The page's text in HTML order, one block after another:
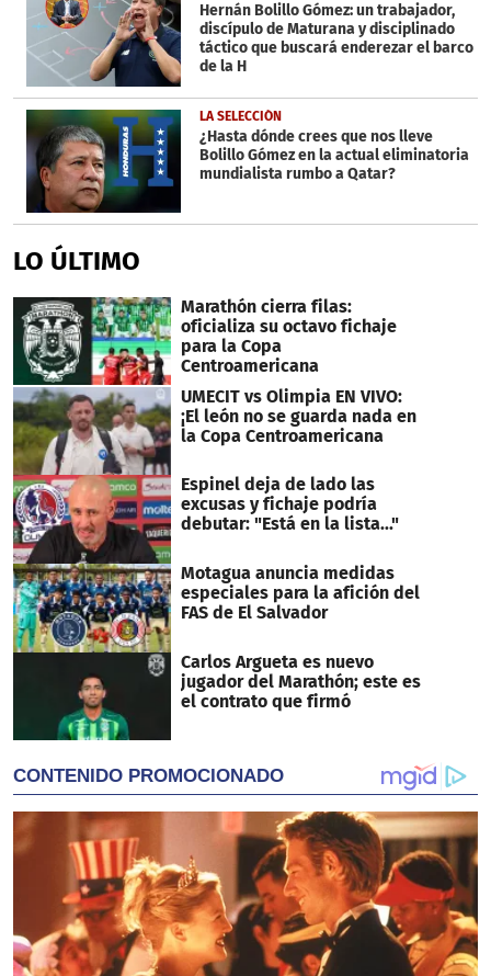
Hernán Bolillo Gómez: un trabajador,
discípulo de Maturana y disciplinado
táctico que buscará enderezar el barco
de la H
LA SELECCIÓN
¿Hasta dónde crees que nos lleve
Bolillo Gómez en la actual eliminatoria
mundialista rumbo a Qatar?
LO ÚLTIMO
Marathón cierra filas:
oficializa su octavo fichaje
para la Copa
Centroamericana
UMECIT vs Olimpia EN VIVO:
¡El león no se guarda nada en
la Copa Centroamericana
Espinel deja de lado las
excusas y fichaje podría
debutar: "Está en la lista..."
Motagua anuncia medidas
especiales para la afición del
FAS de El Salvador
Carlos Argueta es nuevo
jugador del Marathón; este es
el contrato que firmó